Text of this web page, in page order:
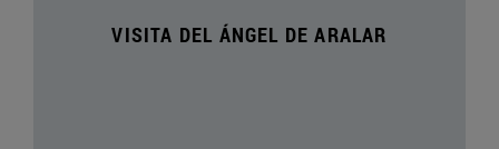
VISITA DEL ÁNGEL DE ARALAR